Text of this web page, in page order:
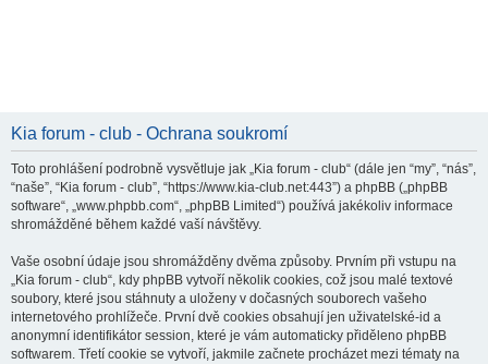
Kia forum - club - Ochrana soukromí
Toto prohlášení podrobně vysvětluje jak „Kia forum - club“ (dále jen “my”, “nás”,
“naše”, “Kia forum - club”, “https://www.kia-club.net:443”) a phpBB („phpBB
software“, „www.phpbb.com“, „phpBB Limited“) používá jakékoliv informace
shromážděné během každé vaší návštěvy.
Vaše osobní údaje jsou shromážděny dvěma způsoby. Prvním při vstupu na
„Kia forum - club“, kdy phpBB vytvoří několik cookies, což jsou malé textové
soubory, které jsou stáhnuty a uloženy v dočasných souborech vašeho
internetového prohlížeče. První dvě cookies obsahují jen uživatelské-id a
anonymní identifikátor session, které je vám automaticky přiděleno phpBB
softwarem. Třetí cookie se vytvoří, jakmile začnete procházet mezi tématy na